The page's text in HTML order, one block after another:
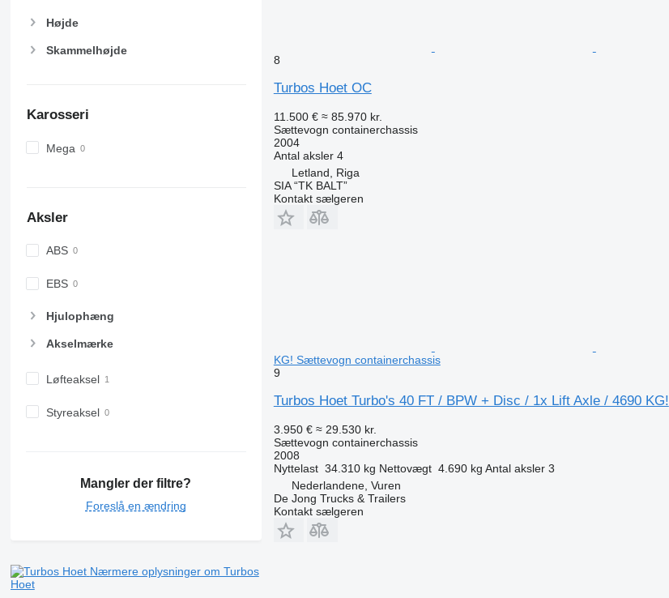
Højde
Skammelhøjde
Karosseri
Mega
Aksler
ABS
EBS
Hjulophæng
Akselmærke
Løfteaksel
Styreaksel
Mangler der filtre?
Foreslå en ændring
Nærmere oplysninger om Turbos
Hoet
8
Turbos Hoet OC
11.500 € ≈ 85.970 kr.
Sættevogn containerchassis
2004
Antal aksler 4
Letland, Riga
SIA “TK BALT”
Kontakt sælgeren
KG! Sættevogn containerchassis
9
Turbos Hoet Turbo's 40 FT / BPW + Disc / 1x Lift Axle / 4690 KG!
3.950 € ≈ 29.530 kr.
Sættevogn containerchassis
2008
Nyttelast 34.310 kg Nettovægt 4.690 kg Antal aksler 3
Nederlandene, Vuren
De Jong Trucks & Trailers
Kontakt sælgeren